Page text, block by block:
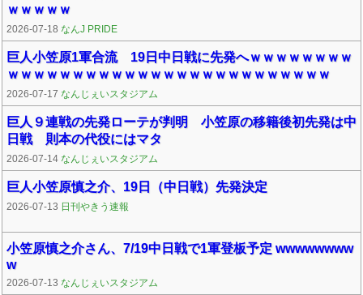
ｗｗｗｗｗ
2026-07-18 なんJ PRIDE
巨人小笠原1軍合流 19日中日戦に先発へｗｗｗｗｗｗｗｗ
ｗｗｗｗｗｗｗｗｗｗｗｗｗｗｗｗｗｗｗｗｗｗｗｗｗ
2026-07-17 なんじぇいスタジアム
巨人９連戦の先発ローテが判明 小笠原の移籍後初先発は中
日戦 則本の代役にはマタ
2026-07-14 なんじぇいスタジアム
巨人小笠原慎之介、19日（中日戦）先発決定
2026-07-13 日刊やきう速報
小笠原慎之介さん、7/19中日戦で1軍登板予定 wwwwwwww
w
2026-07-13 なんじぇいスタジアム